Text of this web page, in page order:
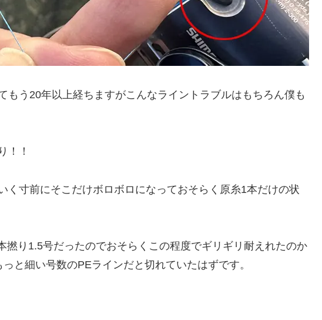
もう20年以上経ちますがこんなライントラブルはもちろん僕も
！！
く寸前にそこだけボロボロになっておそらく原糸1本だけの状
撚り1.5号だったのでおそらくこの程度でギリギリ耐えれたのか
と細い号数のPEラインだと切れていたはずです。